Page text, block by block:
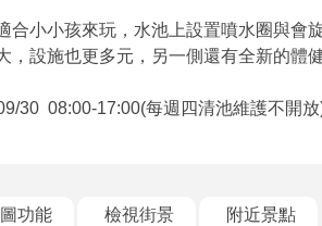
合小小孩來玩，水池上設置噴水圈與會
設施也更多元，另一側還有全新的體
30 08:00-17:00(每週四清池維護不開
功能 檢視街景 附近景點